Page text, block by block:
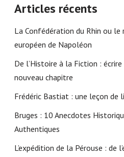
Articles récents
La Confédération du Rhin ou le
européen de Napoléon
De l’Histoire à la Fiction : écrire
nouveau chapitre
Frédéric Bastiat : une leçon de
Bruges : 10 Anecdotes
Authentiques
L’expédition de la Pérouse : de